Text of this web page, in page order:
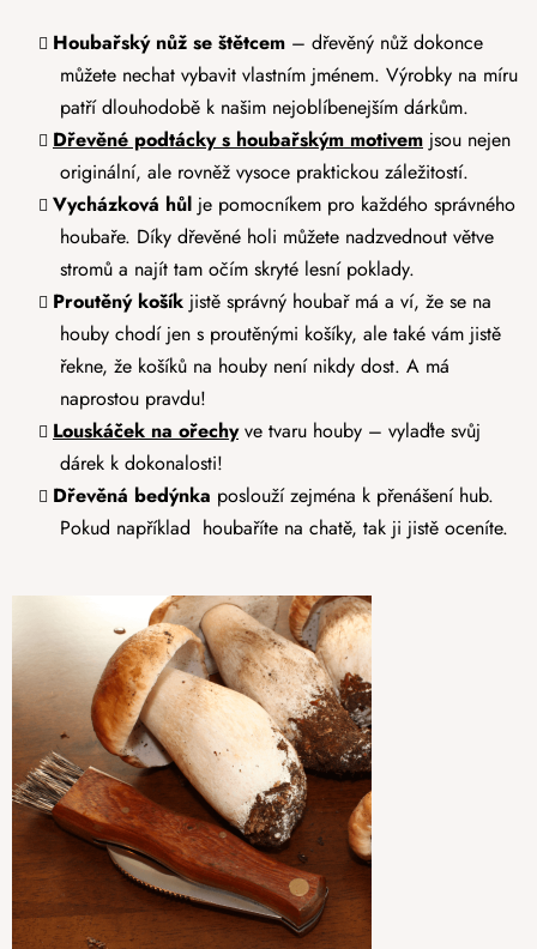
Houbařský nůž se štětcem – dřevěný nůž dokonce
můžete nechat vybavit vlastním jménem. Výrobky na míru
patří dlouhodobě k našim nejoblíbenejším dárkům.
Dřevěné podtácky s houbařským motivem jsou nejen
originální, ale rovněž vysoce praktickou záležitostí.
Vycházková hůl je pomocníkem pro každého správného
houbaře. Díky dřevěné holi můžete nadzvednout větve
stromů a najít tam očím skryté lesní poklady.
Proutěný košík jistě správný houbař má a ví, že se na
houby chodí jen s proutěnými košíky, ale také vám jistě
řekne, že košíků na houby není nikdy dost. A má
naprostou pravdu!
Louskáček na ořechy ve tvaru houby – vylaďte svůj
dárek k dokonalosti!
Dřevěná bedýnka poslouží zejména k přenášení hub.
Pokud například houbaříte na chatě, tak ji jistě oceníte.